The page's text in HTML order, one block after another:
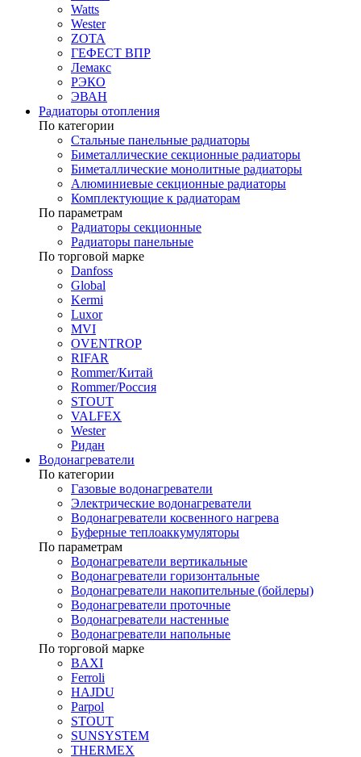
Watts
Wester
ZOTA
ГЕФЕСТ ВПР
Лемакс
РЭКО
ЭВАН
Радиаторы отопления
По категории
Стальные панельные радиаторы
Биметаллические секционные радиаторы
Биметаллические монолитные радиаторы
Алюминиевые секционные радиаторы
Комплектующие к радиаторам
По параметрам
Радиаторы секционные
Радиаторы панельные
По торговой марке
Danfoss
Global
Kermi
Luxor
MVI
OVENTROP
RIFAR​
Rommer/Китай
Rommer/Россия
STOUT
VALFEX
Wester
Ридан
Водонагреватели
По категории
Газовые водонагреватели
Электрические водонагреватели
Водонагреватели косвенного нагрева
Буферные теплоаккумуляторы
По параметрам
Водонагреватели вертикальные
Водонагреватели горизонтальные
Водонагреватели накопительные (бойлеры)
Водонагреватели проточные
Водонагреватели настенные
Водонагреватели напольные
По торговой марке
BAXI
Ferroli
HAJDU
Parpol
STOUT
SUNSYSTEM
THERMEX